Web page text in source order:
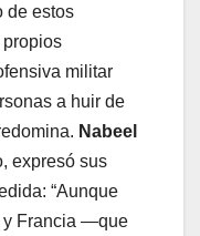
de estos
propios
militar
a huir de
Nabeel
expresó sus
“Aunque
y Francia —que